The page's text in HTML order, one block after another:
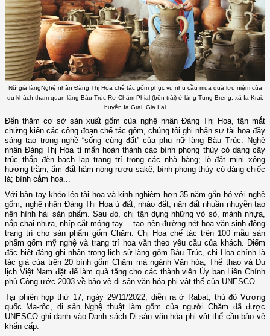
Nữ già làngNghệ nhân Đàng Thị Hoa chể tác gốm phục vụ nhu cầu mua quà lưu niệm của
du khách tham quan làng Bàu Trúc Rơ Châm Phial (bên trái) ở làng Tung Breng, xã Ia Krai,
huyện Ia Grai, Gia Lai
Đến thăm cơ sở sản xuất gốm của nghệ nhân Đàng Thị Hoa, tận mắt
chứng kiến các công đoạn chế tác gốm, chúng tôi ghi nhận sự tài hoa đầy
sáng tạo trong nghề “sống cùng đất” của phụ nữ làng Bàu Trúc. Nghệ
nhân Đàng Thị Hoa tỉ mẩn hoàn thành các bình phong thủy có dáng cây
trúc thắp đèn bạch lạp trang trí trong các nhà hàng; lò đất mini xông
hương trầm; ấm đất hâm nóng rượu sakê; bình phong thủy có dáng chiếc
lá; bình cắm hoa...
Với bàn tay khéo léo tài hoa và kinh nghiệm hơn 35 năm gắn bó với nghề
gốm, nghệ nhân Đàng Thị Hoa ủ đất, nhào đất, nặn đất nhuần nhuyễn tạo
nên hình hài sản phẩm. Sau đó, chị tận dụng những vỏ sò, mảnh nhựa,
nắp chai nhựa, nhíp cắt móng tay… tạo nên đường nét hoa văn sinh động
trang trí cho sản phẩm gốm Chăm. Chị Hoa chế tác trên 100 mẫu sản
phẩm gốm mỹ nghệ và trang trí hoa văn theo yêu cầu của khách. Điểm
đặc biệt đáng ghi nhận trong lịch sử làng gốm Bàu Trúc, chị Hoa chính là
tác giả của trên 20 bình gốm Chăm mà ngành Văn hóa, Thể thao và Du
lịch Việt Nam đặt để làm quà tặng cho các thành viên Ủy ban Liên Chính
phủ Công ước 2003 về bảo vệ di sản văn hóa phi vật thể của UNESCO.
Tại phiên họp thứ 17, ngày 29/11/2022, diễn ra ở Rabat, thủ đô Vương
quốc Ma-rốc, di sản Nghệ thuật làm gốm của người Chăm đã được
UNESCO ghi danh vào Danh sách Di sản văn hóa phi vật thể cần bảo vệ
khẩn cấp.